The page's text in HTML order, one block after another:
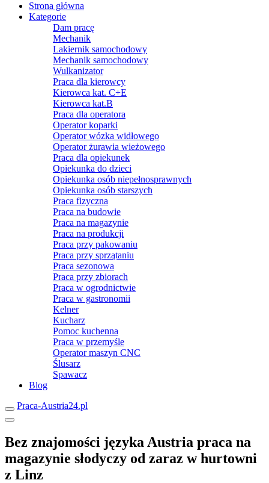
Strona główna
Kategorie
Dam pracę
Mechanik
Lakiernik samochodowy
Mechanik samochodowy
Wulkanizator
Praca dla kierowcy
Kierowca kat. C+E
Kierowca kat.B
Praca dla operatora
Operator koparki
Operator wózka widłowego
Operator żurawia wieżowego
Praca dla opiekunek
Opiekunka do dzieci
Opiekunka osób niepełnosprawnych
Opiekunka osób starszych
Praca fizyczna
Praca na budowie
Praca na magazynie
Praca na produkcji
Praca przy pakowaniu
Praca przy sprzątaniu
Praca sezonowa
Praca przy zbiorach
Praca w ogrodnictwie
Praca w gastronomii
Kelner
Kucharz
Pomoc kuchenna
Praca w przemyśle
Operator maszyn CNC
Ślusarz
Spawacz
Blog
Praca-Austria24.pl
Bez znajomości języka Austria praca na
magazynie słodyczy od zaraz w hurtowni
z Linz